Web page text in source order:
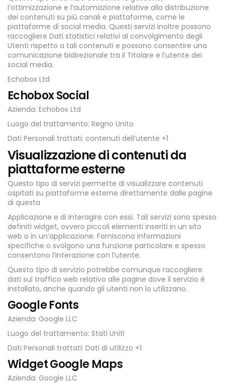
l’ottimizzazione e l’automazione relative alla distribuzione
dei contenuti su più canali e piattaforme, come le
piattaforme di social media. Questi servizi inoltre possono
raccogliere Dati statistici relativi al convolgimento degli
Utenti rispetto a tali contenuti e possono consentire una
comunicazione bidirezionale tra il Titolare e l’utente dei
social media.
Echobox Ltd
Echobox Social
Azienda: Echobox Ltd
Luogo del trattamento: Regno Unito
Dati Personali trattati: contenuti dell’utente +1
Visualizzazione di contenuti da
piattaforme esterne
Questo tipo di servizi permette di visualizzare contenuti
ospitati su piattaforme esterne direttamente dalle pagine
di questa
Applicazione e di interagire con essi. Tali servizi sono spesso
definiti widget, ovvero piccoli elementi inseriti in un sito
web o in un’applicazione. Forniscono informazioni
specifiche o svolgono una funzione particolare e spesso
consentono l’interazione con l’utente.
Questo tipo di servizio potrebbe comunque raccogliere
dati sul traffico web relativo alle pagine dove il servizio è
installato, anche quando gli utenti non lo utilizzano.
Google Fonts
Azienda: Google LLC
Luogo del trattamento: Stati Uniti
Dati Personali trattati: Dati di utilizzo +1
Widget Google Maps
Azienda: Google LLC